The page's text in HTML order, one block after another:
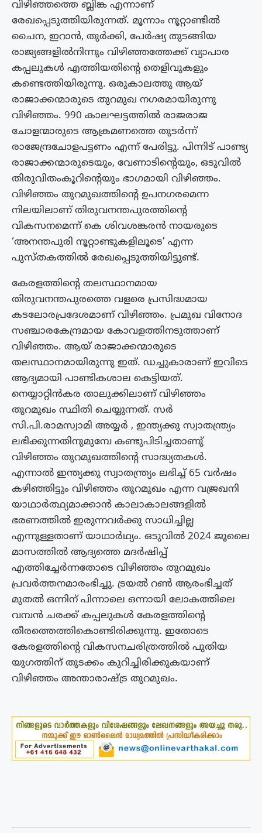
വിഴിഞ്ഞത്തെ ബ്ലിങ്ക എന്നാണ്
രേഖപ്പെടുത്തിയിരുന്നത്. മൂന്നാം നൂറ്റാണ്ടിൽ
ചൈന, ഇറാൻ, തുർക്കി, പേർഷ്യ തുടങ്ങിയ
രാജ്യങ്ങളിൽനിന്നും വിഴിഞ്ഞത്തേക്ക് വ്യാപാര
കപ്പലുകൾ എത്തിയതിന്റെ തെളിവുകളും
കണ്ടെത്തിയിരുന്നു. ഒരുകാലത്തു ആയ്
രാജാക്കന്മാരുടെ തുറമുഖ നഗരമായിരുന്നു
വിഴിഞ്ഞം. 990 കാലഘട്ടത്തിൽ രാജരാജ
ചോളന്മാരുടെ ആക്രമണത്തെ തുടർന്ന്
രാജേന്ദ്രചോളപട്ടണം എന്ന് പേരിട്ടു. പിന്നിട് പാണ്ട്യ
രാജാക്കന്മാരുടെയും, വേണാടിന്റെയും, ഒടുവിൽ
തിരുവിതംകൂറിന്റെയും ഭാഗമായി വിഴിഞ്ഞം.
വിഴിഞ്ഞം തുറമുഖത്തിന്റെ ഉപനഗരമെന്ന
നിലയിലാണ് തിരുവനന്തപുരത്തിന്റെ
വികസനമെന്ന് കെ ശിവശങ്കരൻ നായരുടെ
‘അനന്തപുരി നൂറ്റാണ്ടുകളിലൂടെ’ എന്ന
പുസ്തകത്തിൽ രേഖപ്പെടുത്തിയിട്ടുണ്ട്.
കേരളത്തിന്റെ തലസ്ഥാനമായ
തിരുവനന്തപുരത്തെ വളരെ പ്രസിദ്ധമായ
കടലോരപ്രദേശമാണ്‌ വിഴിഞ്ഞം. പ്രമുഖ വിനോദ
സഞ്ചാരകേന്ദ്രമായ കോവളത്തിനടുത്താണ്‌
വിഴിഞ്ഞം. ആയ് രാജാക്കന്മാരുടെ
തലസ്ഥാനമായിരുന്നു ഇത്. ഡച്ചുകാരാണ്‌ ഇവിടെ
ആദ്യമായി പാണ്ടികശാല കെട്ടിയത്.
നെയ്യാറ്റിൻകര താലുക്കിലാണ് വിഴിഞ്ഞം
തുറമുഖം സ്ഥിതി ചെയ്യുന്നത്. സർ
സി.പി.രാമസ്വാമി അയ്യർ , ഇന്ത്യക്കു സ്വാതന്ത്ര്യം
ലഭിക്കുന്നതിനുമുമ്പേ കണ്ടുപിടിച്ചതാണു്
വിഴിഞ്ഞം തുറമുഖത്തിന്റെ സാദ്ധ്യതകൾ.
എന്നാൽ ഇന്ത്യക്കു സ്വാതന്ത്ര്യം ലഭിച്ച് 65 വർഷം
കഴിഞ്ഞിട്ടും വിഴിഞ്ഞം തുറമുഖം എന്ന വജ്രഖനി
യാഥാർത്ഥ്യമാക്കാൻ കാലാകാലങ്ങളിൽ
ഭരണത്തിൽ ഇരുന്നവർക്കു സാധിച്ചില്ല
എന്നുള്ളതാണ് യാഥാർഥ്യം. ഒടുവിൽ 2024 ജൂലൈ
മാസത്തിൽ ആദ്യത്തെ മദർഷിപ്പ്
എത്തിച്ചേർന്നതോടെ വിഴിഞ്ഞം തുറമുഖം
പ്രവർത്തനമാരംഭിച്ചു. ട്രയൽ റൺ ആരംഭിച്ചത്
മുതൽ ഒന്നിന് പിന്നാലെ ഒന്നായി ലോകത്തിലെ
വമ്പൻ ചരക്ക് കപ്പലുകൾ കേരളത്തിന്റെ
തീരത്തെത്തികൊണ്ടിരിക്കുന്നു. ഇതോടെ
കേരളത്തിന്റെ വികസനചരിത്രത്തിൽ പുതിയ
യുഗത്തിന് തുടക്കം കുറിച്ചിരിക്കുകയാണ്
വിഴിഞ്ഞം അന്താരാഷ്ട്ര തുറമുഖം.